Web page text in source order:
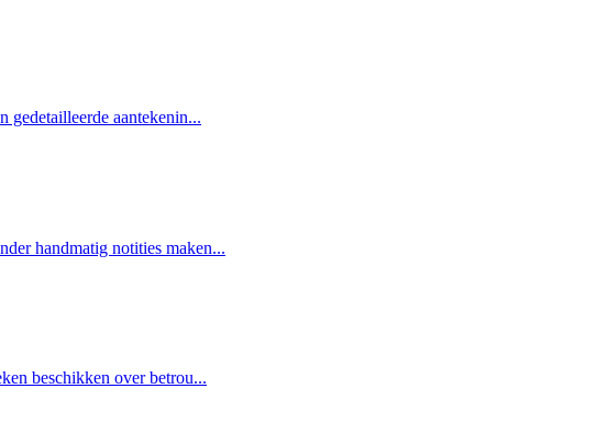
gedetailleerde aantekenin...
handmatig notities maken...
beschikken over betrou...